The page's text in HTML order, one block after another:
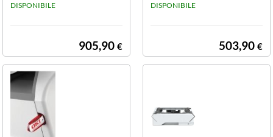
TRAY MODULE
DISPONIBILE
905,90 €
GGIUNTIVO 52
DISPONIBILE
503,90 €